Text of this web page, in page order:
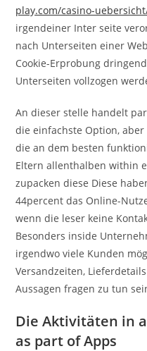
play.com/casino-
irgendeiner Inter seite
nach Unterseiten einer
Cookie-Erprobung
Unterseiten vollzogen
An dieser stelle handelt
die einfachste Option,
die an dem besten
Eltern allenthalben within
zupacken diese Diese
44percent das Online-
wenn die leser keine
Besonders inside
irgendwo viele Kunden
Versandzeiten,
Aussagen fragen zu tun
Die Aktivitäten in
as part of Apps